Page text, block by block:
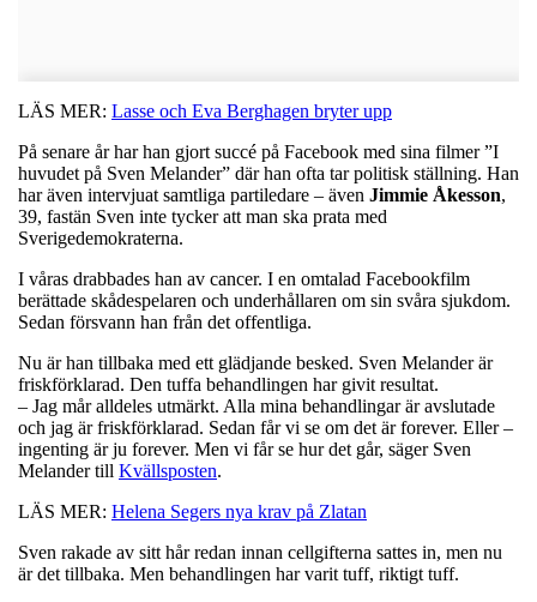
LÄS MER: Lasse och Eva Berghagen bryter upp
På senare år har han gjort succé på Facebook med sina filmer ”I
huvudet på Sven Melander” där han ofta tar politisk ställning. Han
har även intervjuat samtliga partiledare – även Jimmie Åkesson,
39, fastän Sven inte tycker att man ska prata med
Sverigedemokraterna.
I våras drabbades han av cancer. I en omtalad Facebookfilm
berättade skådespelaren och underhållaren om sin svåra sjukdom.
Sedan försvann han från det offentliga.
Nu är han tillbaka med ett glädjande besked. Sven Melander är
friskförklarad. Den tuffa behandlingen har givit resultat.
– Jag mår alldeles utmärkt. Alla mina behandlingar är avslutade
och jag är friskförklarad. Sedan får vi se om det är forever. Eller –
ingenting är ju forever. Men vi får se hur det går, säger Sven
Melander till Kvällsposten.
LÄS MER: Helena Segers nya krav på Zlatan
Sven rakade av sitt hår redan innan cellgifterna sattes in, men nu
är det tillbaka. Men behandlingen har varit tuff, riktigt tuff.